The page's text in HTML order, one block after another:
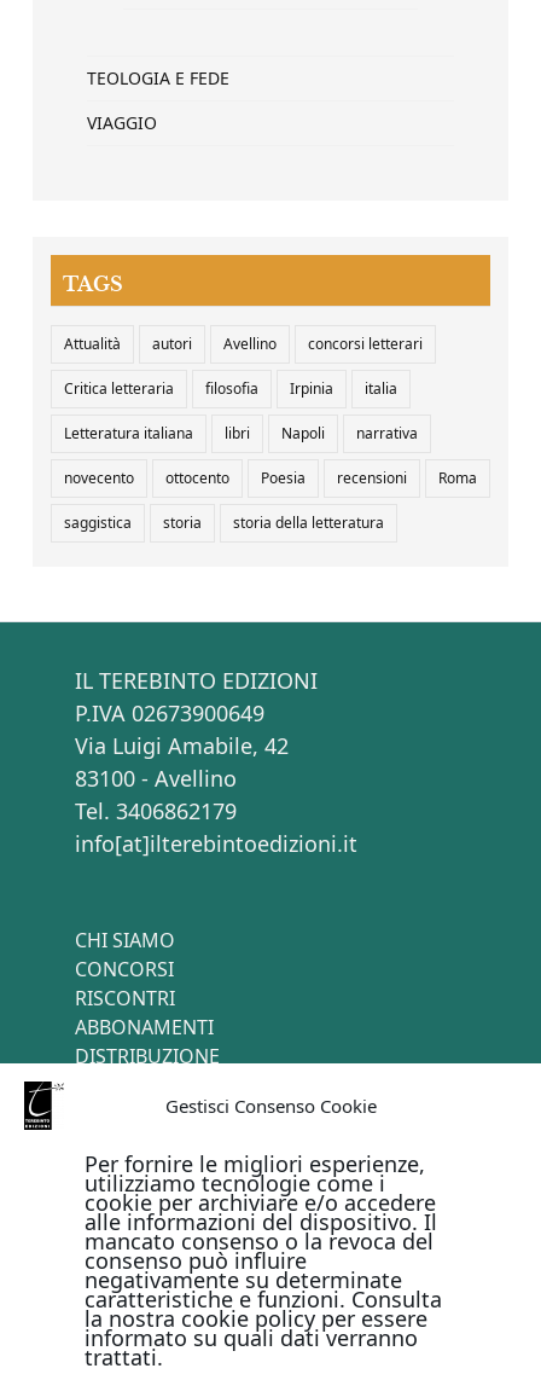
Gestisci Consenso Cookie
Per fornire le migliori esperienze,
utilizziamo tecnologie come i
cookie per archiviare e/o accedere
alle informazioni del dispositivo. Il
mancato consenso o la revoca del
consenso può influire
negativamente su determinate
caratteristiche e funzioni. Consulta
la nostra cookie policy per essere
informato su quali dati verranno
trattati.
TEOLOGIA E FEDE
VIAGGIO
TAGS
Attualità autori Avellino concorsi letterari
Critica letteraria filosofia Irpinia italia
Letteratura italiana libri Napoli narrativa
novecento ottocento Poesia recensioni Roma
saggistica storia storia della letteratura
IL TEREBINTO EDIZIONI
P.IVA 02673900649
Via Luigi Amabile, 42
83100 - Avellino
Tel. 3406862179
info[at]ilterebintoedizioni.it
CHI SIAMO
CONCORSI
RISCONTRI
ABBONAMENTI
DISTRIBUZIONE
PAGAMENTI ONLINE CON
Metodi di pagamento